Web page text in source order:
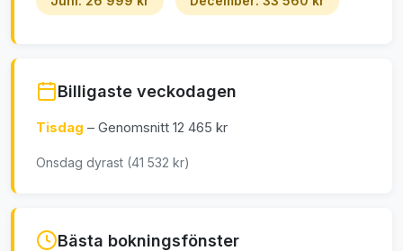
Billigaste veckodagen
Tisdag – Genomsnitt 12 465 kr
Onsdag dyrast (41 532 kr)
Bästa bokningsfönster